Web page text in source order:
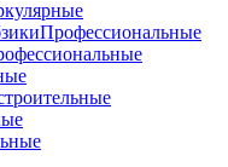
Профессиональные